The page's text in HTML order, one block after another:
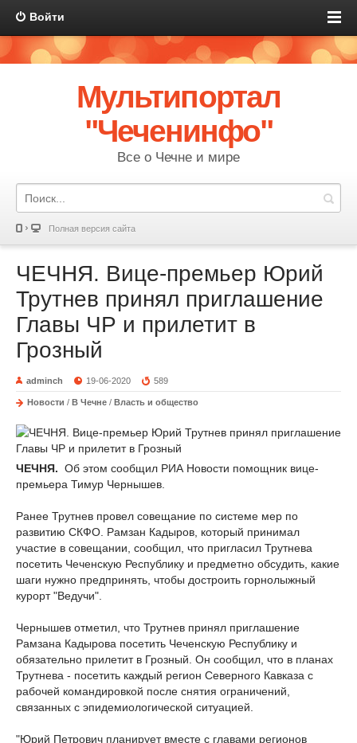
Войти
Мультипортал
"Чеченинфо"
Все о Чечне и мире
Полная версия сайта
ЧЕЧНЯ. Вице-премьер Юрий
Трутнев принял приглашение
Главы ЧР и прилетит в
Грозный
adminch 19-06-2020 589
Новости / В Чечне / Власть и общество
ЧЕЧНЯ. Об этом сообщил РИА Новости помощник вице-
премьера Тимур Чернышев.
Ранее Трутнев провел совещание по системе мер по
развитию СКФО. Рамзан Кадыров, который принимал
участие в совещании, сообщил, что пригласил Трутнева
посетить Чеченскую Республику и предметно обсудить, какие
шаги нужно предпринять, чтобы достроить горнолыжный
курорт "Ведучи".
Чернышев отметил, что Трутнев принял приглашение
Рамзана Кадырова посетить Чеченскую Республику и
обязательно прилетит в Грозный. Он сообщил, что в планах
Трутнева - посетить каждый регион Северного Кавказа с
рабочей командировкой после снятия ограничений,
связанных с эпидемиологической ситуацией.
"Юрий Петрович планирует вместе с главами регионов